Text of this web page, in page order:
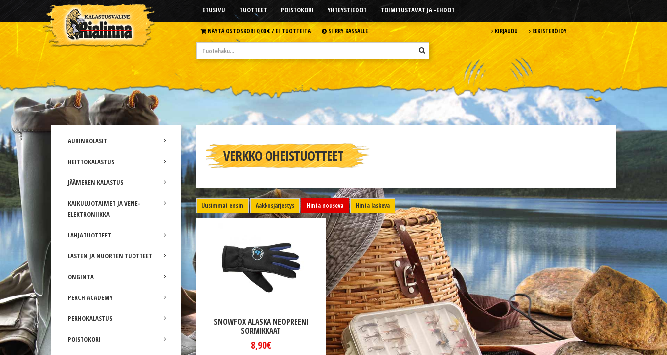
ETUSIVU TUOTTEET POISTOKORI YHTEYSTIEDOT TOIMITUSTAVAT JA -EHDOT
NÄYTÄ OSTOSKORI 0,00 € /EI TUOTTEITA SIIRRY KASSALLE KIRJAUDU REKISTERÖIDY
AURINKOLASIT
HEITTOKALASTUS
JÄÄMEREN KALASTUS
KAIKULUOTAIMET JA VENE-
ELEKTRONIIKKA
LAHJATUOTTEET
LASTEN JA NUORTEN TUOTTEET
ONGINTA
PERCH ACADEMY
PERHOKALASTUS
POISTOKORI
VERKKO OHEISTUOTTEET
Uusimmat ensin Aakkosjärjestys Hinta nouseva Hinta laskeva
SNOWFOX ALASKA NEOPREENI
SORMIKKAAT
8,90€